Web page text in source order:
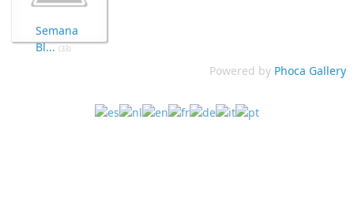
Semana
Bl... (33)
Powered by Phoca Gallery